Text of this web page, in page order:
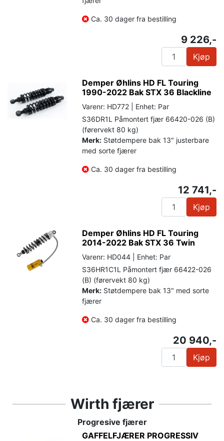
Ca. 30 dager fra bestilling
9 226,-
Kjøp
Demper Øhlins HD FL Touring
1990-2022 Bak STX 36 Blackline
Varenr: HD772 | Enhet: Par
S36DR1L Påmontert fjær 66420-026 (B)
(førervekt 80 kg)
Merk: Støtdempere bak 13" justerbare
med sorte fjærer
Ca. 30 dager fra bestilling
12 741,-
Kjøp
Demper Øhlins HD FL Touring
2014-2022 Bak STX 36 Twin
Varenr: HD044 | Enhet: Par
S36HR1C1L Påmontert fjær 66422-026
(B) (førervekt 80 kg)
Merk: Støtdempere bak 13" med sorte
fjærer
Ca. 30 dager fra bestilling
20 940,-
Kjøp
Wirth fjærer
Progresive fjærer
GAFFELFJÆRER PROGRESSIV